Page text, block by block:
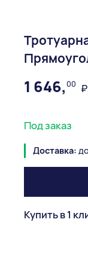
1 646,00
Под заказ
Доставка:
Купить в 1